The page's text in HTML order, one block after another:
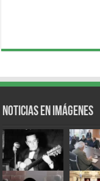
Noticias en Imágenes